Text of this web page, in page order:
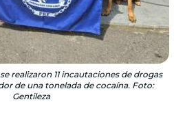
realizaron 11 incautaciones de drogas
de una tonelada de cocaína. Foto:
Gentileza